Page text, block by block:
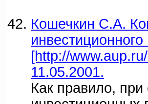
Кошечкин С.А.
[http://
11.05.2001.
Как правило,